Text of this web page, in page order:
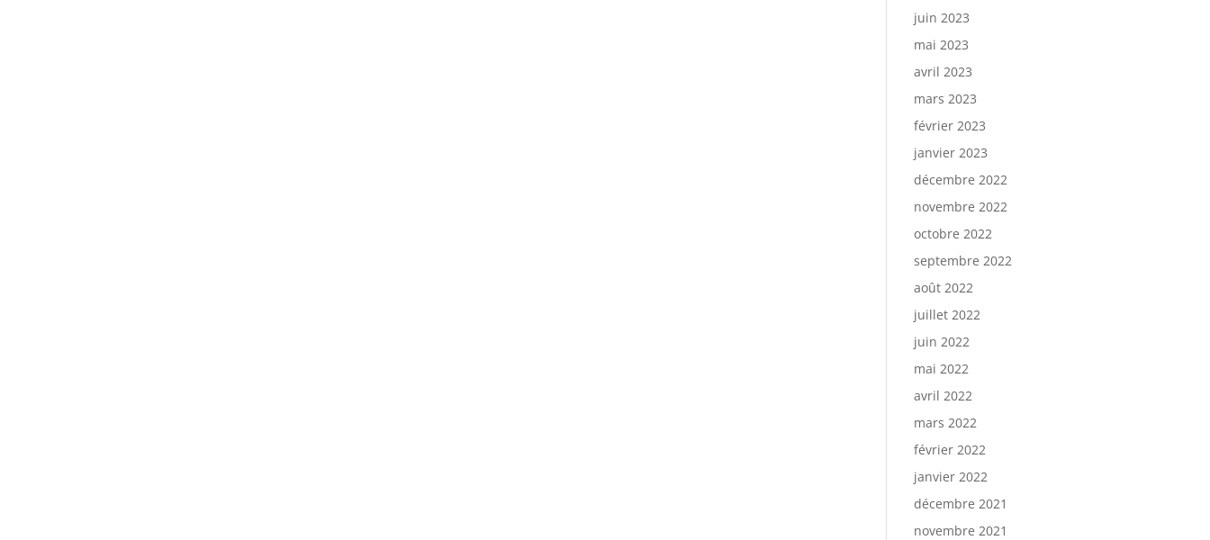
juin 2023
mai 2023
avril 2023
mars 2023
février 2023
janvier 2023
décembre 2022
novembre 2022
octobre 2022
septembre 2022
août 2022
juillet 2022
juin 2022
mai 2022
avril 2022
mars 2022
février 2022
janvier 2022
décembre 2021
novembre 2021